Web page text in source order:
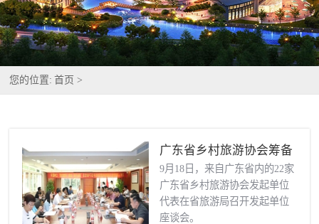
您的位置: 首页 >
广东省乡村旅游协会筹备
成立
9月18日，来自广东省内的22家
广东省乡村旅游协会发起单位
代表在省旅游局召开发起单位
座谈会。